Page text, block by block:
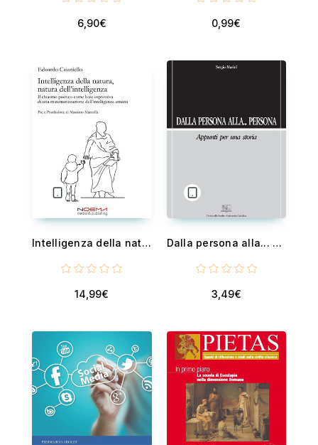
6,90€ 0,99€
Intelligenza della natura, natura dell’intelligenza - Il chiasmo poetico come base espressiva di una matematizzazione dell’intelligenza umana
14,99€
Dalla persona alla... persona
3,49€